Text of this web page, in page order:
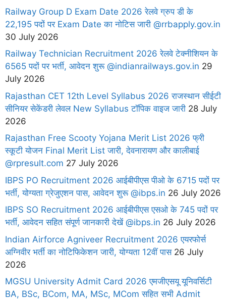
Railway Group D Exam Date 2026 रेलवे ग्रुप डी के
22,195 पदों पर Exam Date का नोटिस जारी @rrbapply.gov.in
30 July 2026
Railway Technician Recruitment 2026 रेलवे टेक्नीशियन के
6565 पदों पर भर्ती, आवेदन शुरू @indianrailways.gov.in 29
July 2026
Rajasthan CET 12th Level Syllabus 2026 राजस्थान सीईटी
सीनियर सेकेंडरी लेवल New Syllabus टॉपिक वाइज जारी 28 July
2026
Rajasthan Free Scooty Yojana Merit List 2026 फ्री
स्कूटी योजन Final Merit List जारी, देवनारायण और कालीबाई
@rpresult.com 27 July 2026
IBPS PO Recruitment 2026 आईबीपीएस पीओ के 6715 पदों पर
भर्ती, योग्यता ग्रेजुएशन पास, आवेदन शुरू @ibps.in 26 July 2026
IBPS SO Recruitment 2026 आईबीपीएस एसओ के 745 पदों पर
भर्ती, आवेदन सहित संपूर्ण जानकारी देखें @ibps.in 26 July 2026
Indian Airforce Agniveer Recruitment 2026 एयरफोर्स
अग्निवीर भर्ती का नोटिफिकेशन जारी, योग्यता 12वीं पास26 July
2026
MGSU University Admit Card 2026 एमजीएसयू यूनिवर्सिटी
BA, BSc, BCom, MA, MSc, MCom सहित सभी Admit